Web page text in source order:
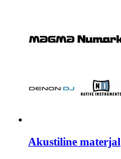
Akustiline materjal